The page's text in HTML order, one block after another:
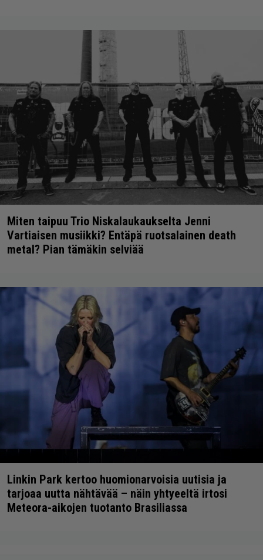
Miten taipuu Trio Niskalaukaukselta Jenni
Vartiaisen musiikki? Entäpä ruotsalainen death
metal? Pian tämäkin selviää
Linkin Park kertoo huomionarvoisia uutisia ja
tarjoaa uutta nähtävää – näin yhtyeeltä irtosi
Meteora-aikojen tuotanto Brasiliassa